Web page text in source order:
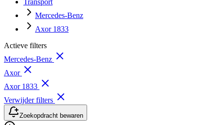
Transport
Mercedes-Benz
Axor 1833
Actieve filters
Mercedes-Benz
Axor
Axor 1833
Verwijder filters
Zoekopdracht bewaren